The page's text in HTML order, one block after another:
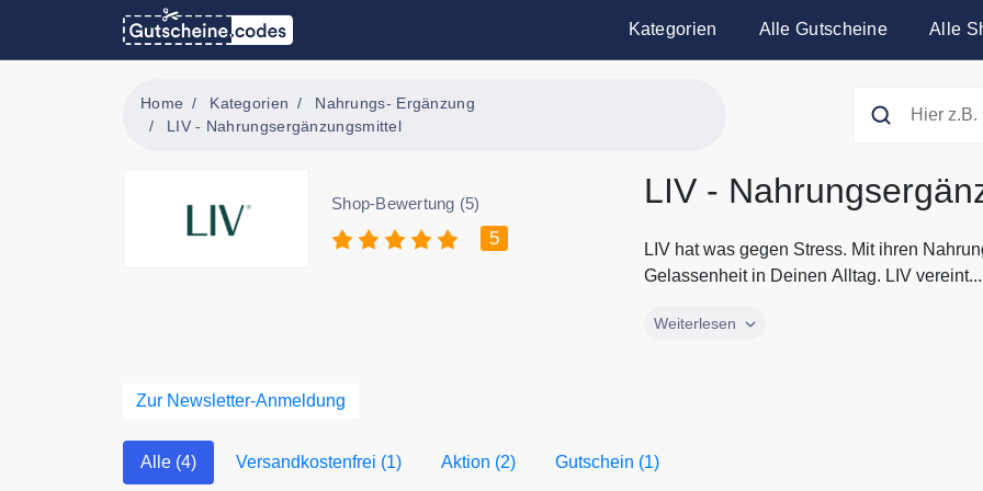
Kategorien Alle Gutscheine Alle
Home Kategorien
Nahrungs- Ergänzung
LIV - Nahrungsergänzungsmittel
Shop-Bewertung (5)
5
LIV -
LIV hat was gegen Stress. Mit ihren
Gelassenheit in Deinen Alltag. LIV vereint...
LIV hat was gegen Stress. Mit ihren
Gutscheine.codes.
Weiterlesen
Zur Newsletter-Anmeldung
Alle (4) Versandkostenfrei (1) Aktion (2) Gutschein (1)